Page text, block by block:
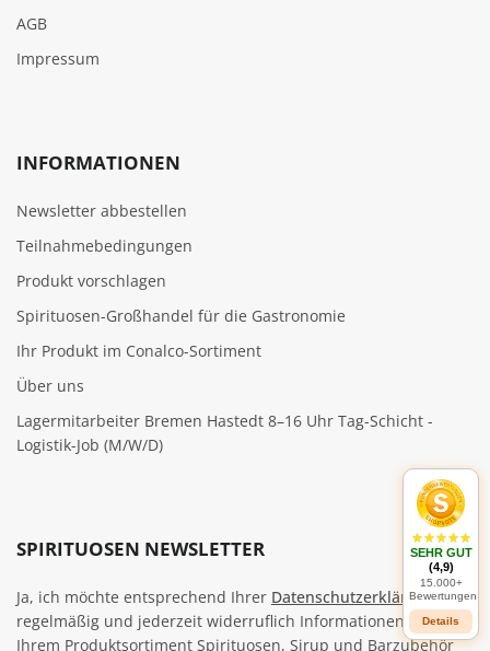
AGB
Impressum
INFORMATIONEN
Newsletter abbestellen
Teilnahmebedingungen
Produkt vorschlagen
Spirituosen-Großhandel für die Gastronomie
Ihr Produkt im Conalco-Sortiment
Über uns
Lagermitarbeiter Bremen Hastedt 8–16 Uhr Tag-Schicht -
Logistik-Job (M/W/D)
SPIRITUOSEN NEWSLETTER
Ja, ich möchte entsprechend Ihrer Datenschutzerklärung
regelmäßig und jederzeit widerruflich Informationen zu
Ihrem Produktsortiment Spirituosen, Sirup und Barzubehör
SEHR GUT
(4,9)
15.000+
Bewertungen
Details